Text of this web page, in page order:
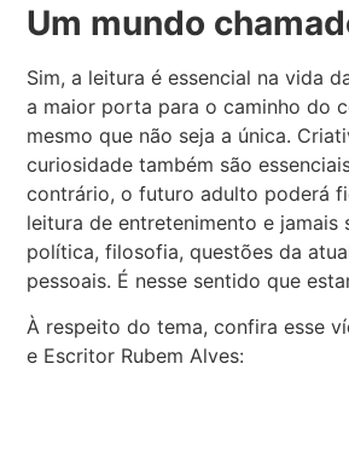
Um mundo
Sim, a leitura é essencial na vida
a maior porta para o caminho do
mesmo que não seja a única.
curiosidade também são
contrário, o futuro adulto poderá
leitura de entretenimento e jamais
política, filosofia, questões da
pessoais. É nesse sentido que
À respeito do tema, confira esse
e Escritor Rubem Alves: